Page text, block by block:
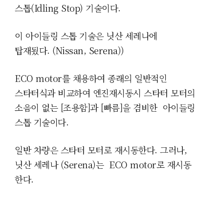
스톱(Idling Stop) 기술이다.
이 아이들링 스톱 기술은 닛산 세레나에
탑재됬다. (Nissan, Serena))
ECO motor를 채용하여 종래의 일반적인
스타터식과 비교하여 엔진재시동시 스타터 모터의
소음이 없는 [조용함]과 [빠름]을 겸비한 아이들링
스톱 기술이다.
일반 차량은스타터 모터로 재시동한다. 그러나,
닛산세레나 (Serena)는 ECO motor로 재시동
한다.